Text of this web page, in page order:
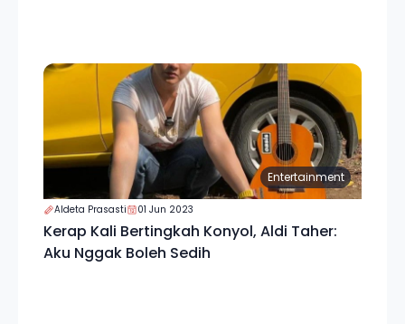
Entertainment
Aldeta Prasasti 01 Jun 2023
Kerap Kali Bertingkah Konyol, Aldi Taher:
Aku Nggak Boleh Sedih